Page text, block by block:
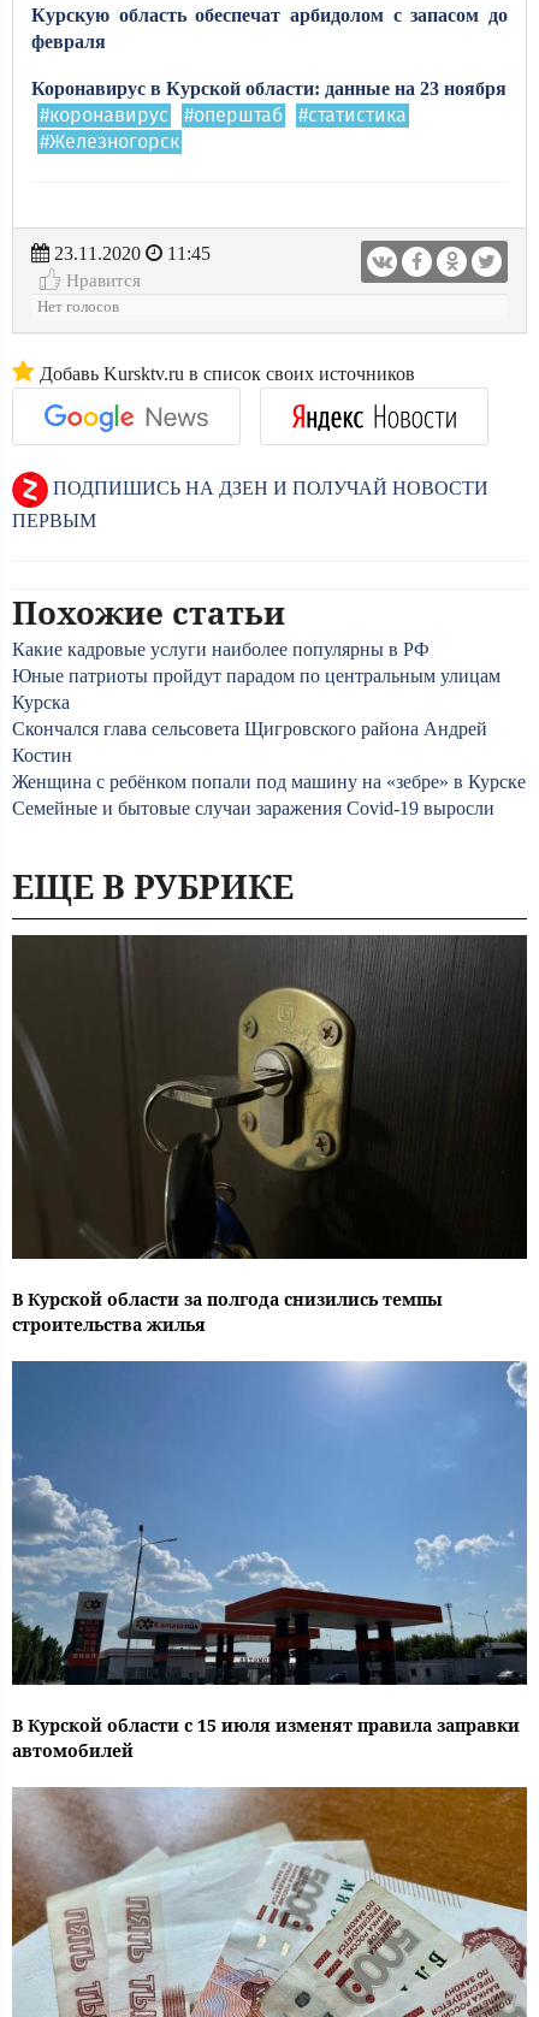
Курскую область обеспечат арбидолом с запасом до
февраля
Коронавирус в Курской области: данные на 23 ноября
#коронавирус #оперштаб
#статистика
#Железногорск
23.11.2020
11:45
Нравится
Нет голосов
Добавь Kursktv.ru в список своих источников
ПОДПИШИСЬ НА ДЗЕН И ПОЛУЧАЙ НОВОСТИ
ПЕРВЫМ
Похожие статьи
Какие кадровые услуги наиболее популярны в РФ
Юные патриоты пройдут парадом по центральным улицам
Курска
Скончался глава сельсовета Щигровского района Андрей
Костин
Женщина с ребёнком попали под машину на «зебре» в Курске
Семейные и бытовые случаи заражения Covid-19 выросли
ЕЩЕ В РУБРИКЕ
В Курской области за полгода снизились темпы
строительства жилья
В Курской области с 15 июля изменят правила заправки
автомобилей